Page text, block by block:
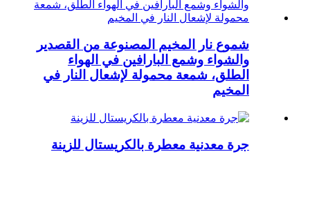
شموع نار المخيم المصنوعة من القصدير
والشواء وشمع البارافين في الهواء
الطلق، شمعة محمولة لإشعال النار في
المخيم
جرة معدنية معطرة بالكريستال للزينة